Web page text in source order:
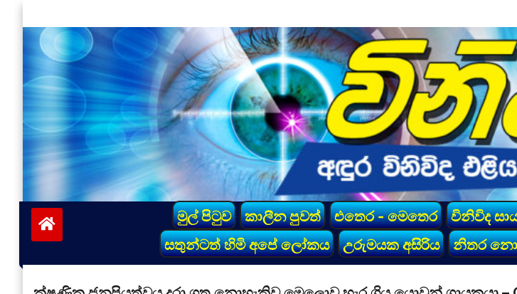
to
content
vinivida.lk
මුල් පිටුව කාලීන පුවත් එතෙර - මෙතෙර විනිවිද
සතුන්ටත් හිමි අපේ ලෝකය
උරුමයක අසිරිය නිතර